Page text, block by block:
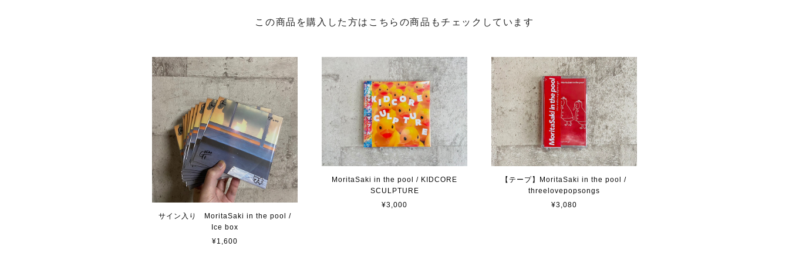
この商品を購入した方はこちらの商品もチェックしています
サイン入り MoritaSaki in the pool /
Ice box
¥1,600
MoritaSaki in the pool / KIDCORE
SCULPTURE
¥3,000
【テープ】MoritaSaki in the pool /
threelovepopsongs
¥3,080